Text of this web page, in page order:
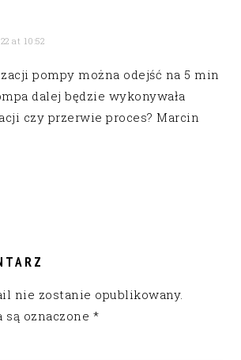
at 10:52
pompy można odejść na 5 min
dalej będzie wykonywała
czy przerwie proces? Marcin
nie zostanie opublikowany.
są oznaczone *